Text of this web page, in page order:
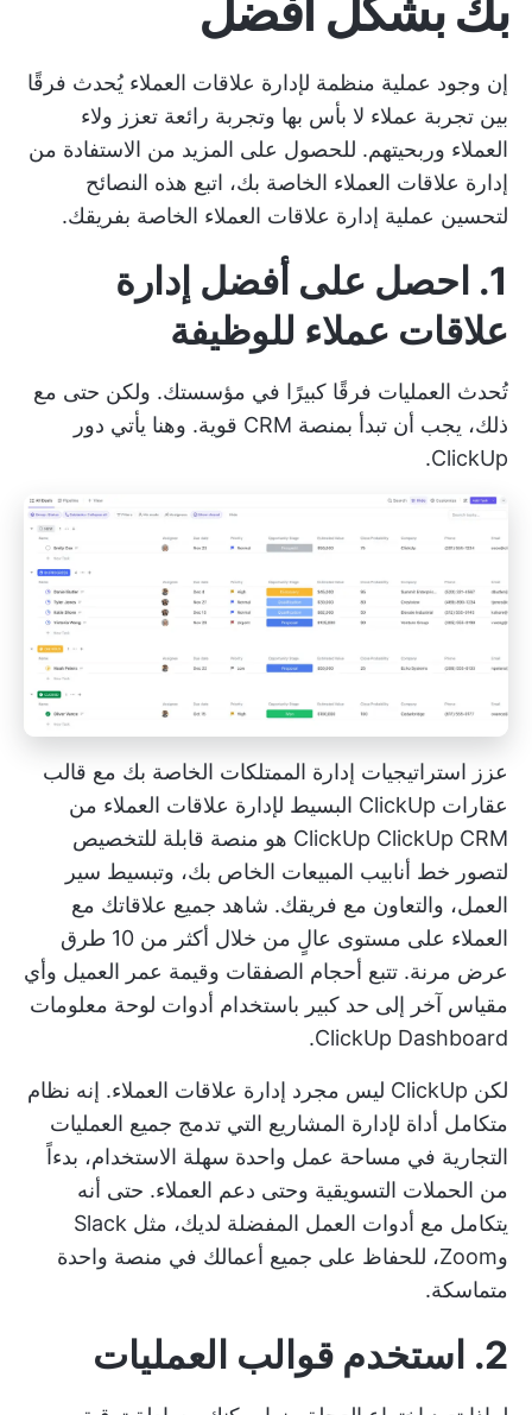
إن وجود عملية منظمة لإدارة علاقات العملاء يُحدث فرقًا
بين تجربة عملاء لا بأس بها وتجربة رائعة تعزز ولاء
العملاء وربحيتهم. للحصول على المزيد من الاستفادة من
إدارة علاقات العملاء الخاصة بك، اتبع هذه النصائح
لتحسين عملية إدارة علاقات العملاء الخاصة بفريقك.
1. احصل على أفضل إدارة
علاقات عملاء للوظيفة
تُحدث العمليات فرقًا كبيرًا في مؤسستك. ولكن حتى مع
ذلك، يجب أن تبدأ بمنصة CRM قوية. وهنا يأتي دور
ClickUp.
عزز استراتيجيات إدارة الممتلكات الخاصة بك مع قالب
عقارات ClickUp البسيط لإدارة علاقات العملاء من
ClickUp ClickUp CRM
هو منصة قابلة للتخصيص
لتصور خط أنابيب المبيعات الخاص بك، وتبسيط سير
العمل، والتعاون مع فريقك. شاهد جميع علاقاتك مع
العملاء على مستوى عالٍ من خلال أكثر من 10 طرق
عرض مرنة. تتبع أحجام الصفقات وقيمة عمر العميل وأي
مقياس آخر إلى حد كبير باستخدام أدوات لوحة معلومات
ClickUp Dashboard.
لكن ClickUp ليس مجرد إدارة علاقات العملاء. إنه نظام
متكامل أداة لإدارة المشاريع التي تدمج جميع العمليات
التجارية في مساحة عمل واحدة سهلة الاستخدام، بدءاً
من الحملات التسويقية وحتى دعم العملاء. حتى أنه
يتكامل مع أدوات العمل المفضلة لديك، مثل Slack
وZoom، للحفاظ على جميع أعمالك في منصة واحدة
متماسكة.
2. استخدم قوالب العمليات